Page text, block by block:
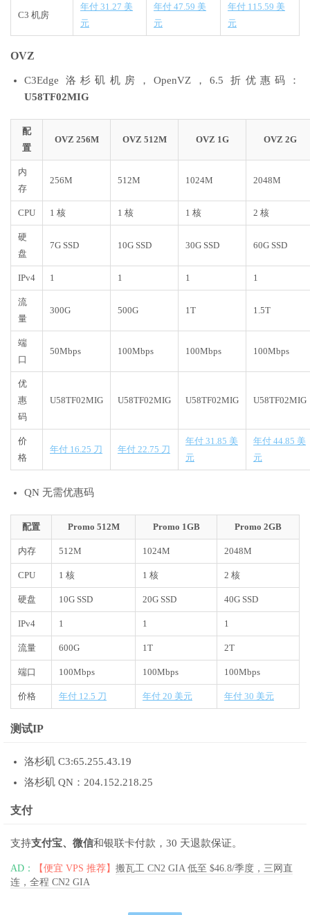
C3 机房
年付 31.27 美
元
年付 47.59 美
元
年付 115.59 美
元
OVZ
C3Edge 洛杉矶机房，OpenVZ，6.5 折优惠码：
U58TF02MIG
配
置
OVZ 256M OVZ 512M OVZ 1G OVZ 2G
内
存
256M 512M 1024M 2048M
CPU 1 核 1 核 1 核 2 核
硬
盘
7G SSD 10G SSD 30G SSD 60G SSD
IPv4 1 1 1 1
流
量
300G 500G 1T 1.5T
端
口
50Mbps 100Mbps 100Mbps 100Mbps
优
惠
码
U58TF02MIG U58TF02MIG U58TF02MIG U58TF02MIG
价
格
年付 16.25 刀 年付 22.75 刀
年付 31.85 美
元
年付 44.85 美
元
QN 无需优惠码
配置 Promo 512M Promo 1GB Promo 2GB
内存 512M 1024M 2048M
CPU 1 核 1 核 2 核
硬盘 10G SSD 20G SSD 40G SSD
IPv4 1 1 1
流量 600G 1T 2T
端口 100Mbps 100Mbps 100Mbps
价格 年付 12.5 刀 年付 20 美元 年付 30 美元
测试IP
洛杉矶 C3:65.255.43.19
洛杉矶 QN：204.152.218.25
支付
支持支付宝、微信和银联卡付款，30 天退款保证。
AD： 【便宜 VPS 推荐】 搬瓦工 CN2 GIA 低至 $46.8/季度，三网直
连，全程 CN2 GIA